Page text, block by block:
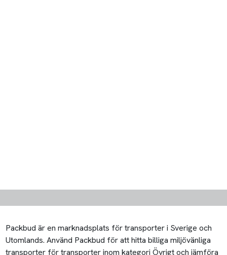
Packbud är en marknadsplats för transporter i Sverige och
Utomlands. Använd Packbud för att hitta billiga miljövänliga
transporter för transporter inom kategori Övrigt och jämföra